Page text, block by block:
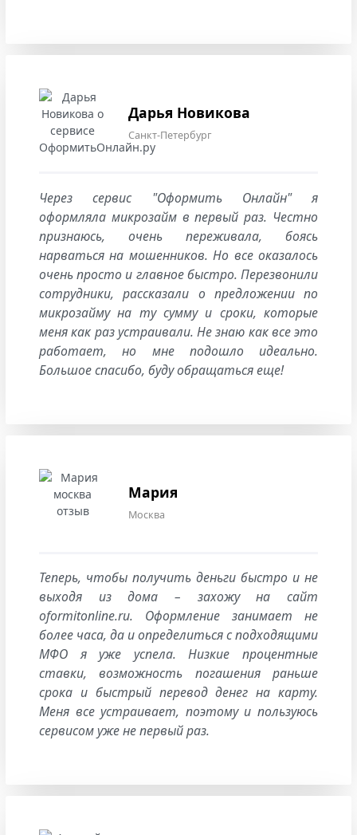
Дарья Новикова
Санкт-Петербург
Через сервис "Оформить Онлайн" я
оформляла микрозайм в первый раз. Честно
признаюсь, очень переживала, боясь
нарваться на мошенников. Но все оказалось
очень просто и главное быстро. Перезвонили
сотрудники, рассказали о предложении по
микрозайму на ту сумму и сроки, которые
меня как раз устраивали. Не знаю как все это
работает, но мне подошло идеально.
Большое спасибо, буду обращаться еще!
Мария
Москва
Теперь, чтобы получить деньги быстро и не
выходя из дома – захожу на сайт
oformitonline.ru. Оформление занимает не
более часа, да и определиться с подходящими
МФО я уже успела. Низкие процентные
ставки, возможность погашения раньше
срока и быстрый перевод денег на карту.
Меня все устраивает, поэтому и пользуюсь
сервисом уже не первый раз.